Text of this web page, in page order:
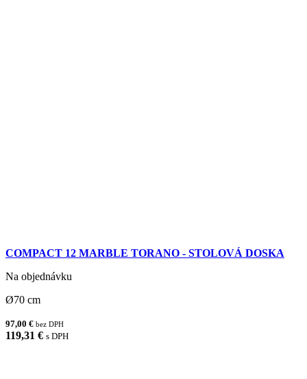
COMPACT 12 MARBLE TORANO - STOLOVÁ DOSKA
Na objednávku
Ø70 cm
97,00 € bez DPH
119,31 € s DPH